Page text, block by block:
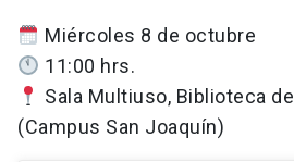
Miércoles 8 de octubre
11:00 hrs.
Sala Multiuso, Biblioteca
(Campus San Joaquín)